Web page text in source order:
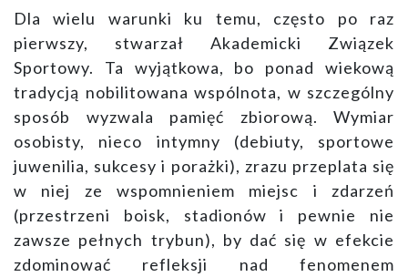
Dla wielu warunki ku temu, często po raz
pierwszy, stwarzał Akademicki Związek
Sportowy. Ta wyjątkowa, bo ponad wiekową
tradycją nobilitowana wspólnota, w szczególny
sposób wyzwala pamięć zbiorową. Wymiar
osobisty, nieco intymny (debiuty, sportowe
juwenilia, sukcesy i porażki), zrazu przeplata się
w niej ze wspomnieniem miejsc i zdarzeń
(przestrzeni boisk, stadionów i pewnie nie
zawsze pełnych trybun), by dać się w efekcie
zdominować refleksji nad fenomenem